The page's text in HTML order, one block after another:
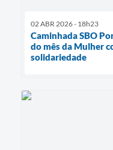
02 ABR 2026 - 18h23
Caminhada SBO
do mês da Mulher
solidariedade